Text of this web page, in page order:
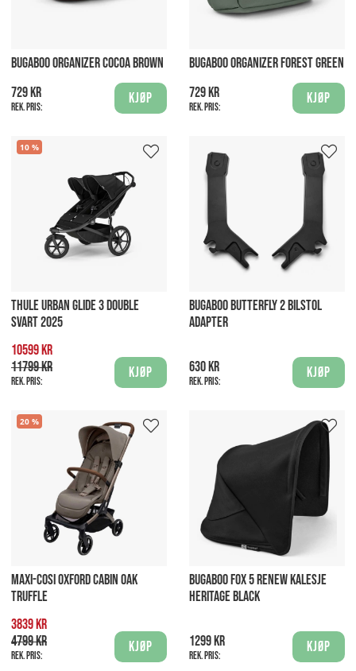
BUGABOO ORGANIZER COCOA BROWN
729 kr
Rek. pris:
Kjøp
BUGABOO ORGANIZER FOREST GREEN
729 kr
Rek. pris:
Kjøp
10
THULE URBAN GLIDE 3 DOUBLE
SVART 2025
10599 kr
11799 kr
Rek. pris:
Kjøp
BUGABOO BUTTERFLY 2 BILSTOL
ADAPTER
630 kr
Rek. pris:
Kjøp
20
MAXI-COSI OXFORD CABIN OAK
TRUFFLE
3839 kr
4799 kr
Rek. pris:
Kjøp
BUGABOO FOX 5 RENEW KALESJE
HERITAGE BLACK
1299 kr
Rek. pris:
Kjøp